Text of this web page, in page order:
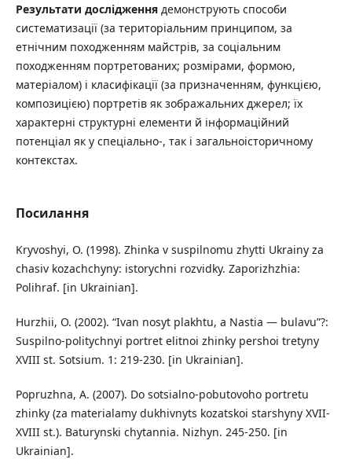
Результати дослідженнядемонструють способи
систематизації (за територіальним принципом, за
етнічним походженням майстрів, за соціальним
походженням портретованих; розмірами, формою,
матеріалом) і класифікації (за призначенням, функцією,
композицією) портретів як зображальних джерел; їх
характерні структурні елементи й інформаційний
потенціал як у спеціально-, так і загальноісторичному
контекстах.
Посилання
Kryvoshyi, O. (1998). Zhinka v suspilnomu zhytti Ukrainy za
chasiv kozachchyny: istorychni rozvidky. Zaporizhzhia:
Polihraf. [in Ukrainian].
Hurzhii, O. (2002). “Ivan nosyt plakhtu, a Nastia — bulavu”?:
Suspilno-politychnyi portret elitnoi zhinky pershoi tretyny
XVIII st. Sotsium. 1: 219-230. [in Ukrainian].
Popruzhna, A. (2007). Do sotsialno-pobutovoho portretu
zhinky (za materialamy dukhivnyts kozatskoi starshyny XVII-
XVIII st.). Baturynski chytannia. Nizhyn. 245-250. [in
Ukrainian].